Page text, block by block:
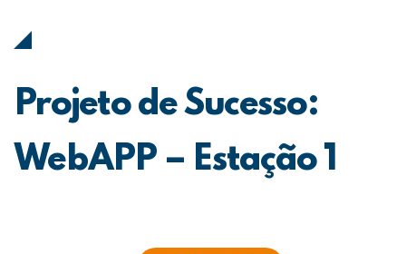
Projeto de Sucesso:
WebAPP – Estação 1